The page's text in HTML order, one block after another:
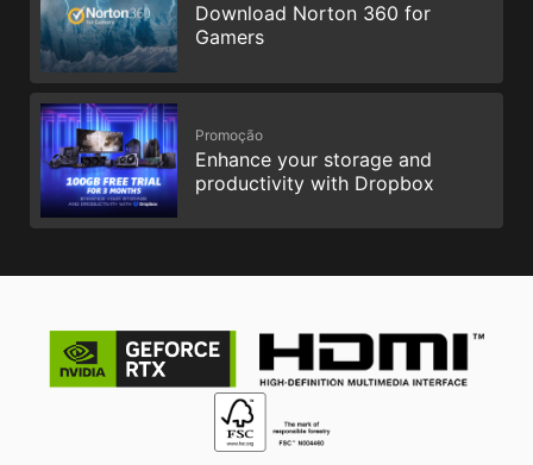
Download Norton 360 for
Gamers
Promoção
Enhance your storage and
productivity with Dropbox